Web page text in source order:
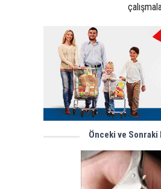
Önceki ve Sonraki